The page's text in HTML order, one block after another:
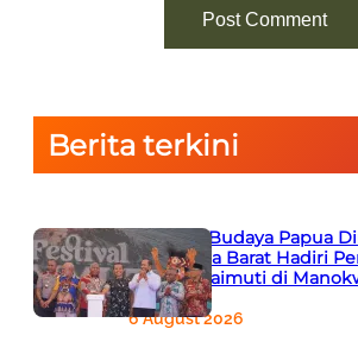
Berita terkini
Semarak Budaya Papua
PTA Papua Barat Hadiri
Festival Raimuti di
6 August 2026